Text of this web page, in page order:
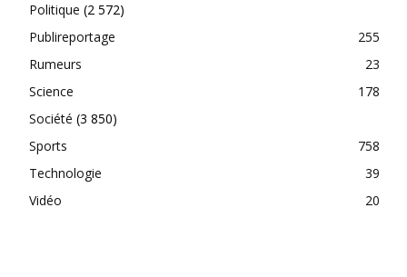
Politique (2 572)
Publireportage
255
Rumeurs
23
Science
178
Société (3 850)
Sports
758
Technologie
39
Vidéo
20